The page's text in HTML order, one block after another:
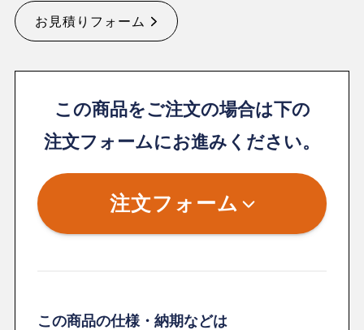
お見積りフォーム
この商品をご注文の場合は下の
注文フォームにお進みください。
注文フォーム
この商品の仕様・納期などは